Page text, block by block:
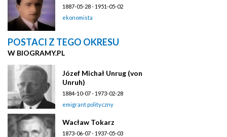
1887-05-28 - 1951-05-02
ekonomista
POSTACI Z TEGO OKRESU
W BIOGRAMY.PL
Józef Michał Unrug (von
Unruh)
1884-10-07 - 1973-02-28
emigrant polityczny
Wacław Tokarz
1873-06-07 - 1937-05-03